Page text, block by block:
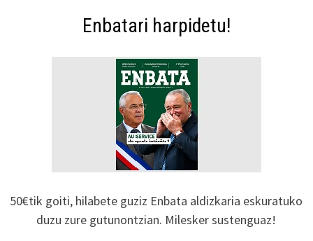
Enbatari harpidetu!
50€tik goiti, hilabete guziz Enbata aldizkaria eskuratuko
duzu zure gutunontzian. Milesker sustenguaz!